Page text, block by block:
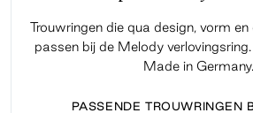
Trouwringen die qua design, vorm
passen bij de Melody
Made in Germany.
PASSENDE TROUWRINGEN